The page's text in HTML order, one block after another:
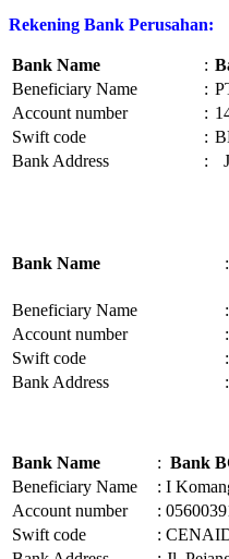
Rekening Bank Perusahan:
Bank Name :
Beneficiary Name
:
Account number
:
Swift code
:
Bank Address
:
Bank Name :
Beneficiary Name :
Account number
:
Swift code
:
Bank Address
:
Bank Name : Bank
Beneficiary Name
: I
Account number
:
Swift code
: